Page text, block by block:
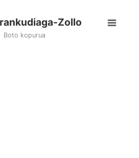
Zollo
Boto kopurua